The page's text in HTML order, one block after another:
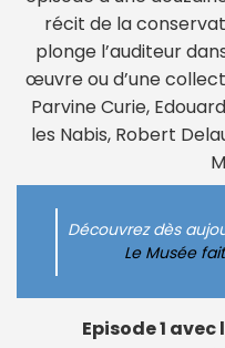
récit de la
plonge l’auditeur
œuvre ou d’une
Parvine Curie,
les Nabis, Robert
Découvrez dès
Le Musée
Episode 1